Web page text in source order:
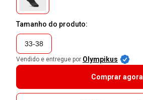
Tamanho do produto:
33-38
Vendido e entregue por Olympikus
Comprar agora